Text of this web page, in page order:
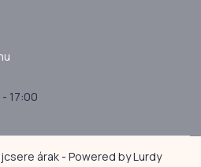
17:00
árak - Powered by Lurdy